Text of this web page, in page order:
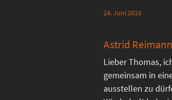
24. Juni 2016
Astrid Reimann
Lieber Thomas,
gemeinsam in
ausstellen zu